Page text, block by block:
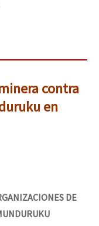
contra
en
DE